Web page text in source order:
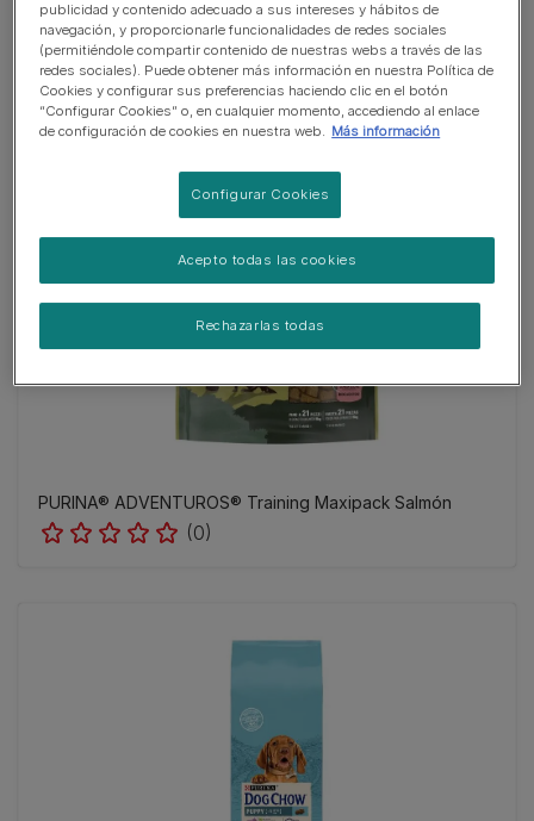
PURINA® PRO PLAN® Puppy Small & Mini SENSITIVE SKIN
Salmón
(1)
PURINA® ADVENTUROS® Training Maxipack Salmón
(0)
publicidad y contenido adecuado a sus intereses y hábitos de
navegación, y proporcionarle funcionalidades de redes sociales
(permitiéndole compartir contenido de nuestras webs a través de las
redes sociales). Puede obtener más información en nuestra Política de
Cookies y configurar sus preferencias haciendo clic en el botón
“Configurar Cookies” o, en cualquier momento, accediendo al enlace
de configuración de cookies en nuestra web. Más información
Configurar Cookies
Rechazarlas todas
Acepto todas las cookies